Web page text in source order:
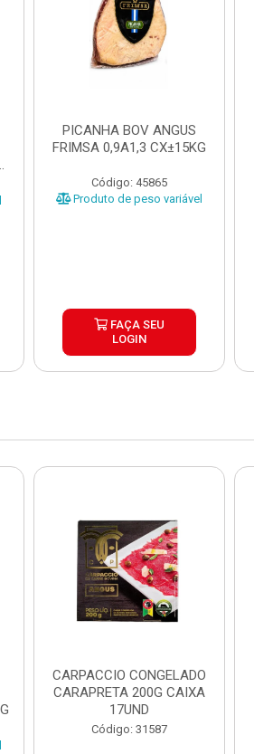
PICANHA BOV ANGUS
FRIMSA 0,9A1,3 CX±15KG
Código: 45865
Produto de peso variável
FAÇA SEU
LOGIN
CARPACCIO CONGELADO
CARAPRETA 200G CAIXA
17UND
Código: 31587